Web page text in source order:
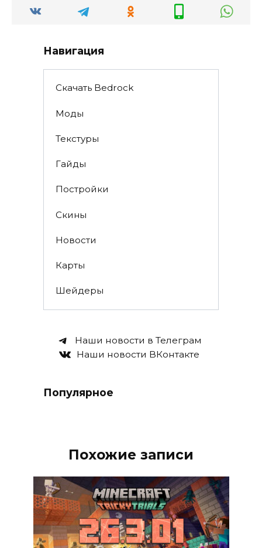
Навигация
Скачать Bedrock
Моды
Текстуры
Гайды
Постройки
Скины
Новости
Карты
Шейдеры
Наши новости в Телеграм
Наши новости ВКонтакте
Популярное
Похожие записи